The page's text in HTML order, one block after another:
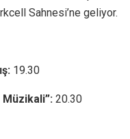
Sahnesi’ne geliyor.
19.30
20.30